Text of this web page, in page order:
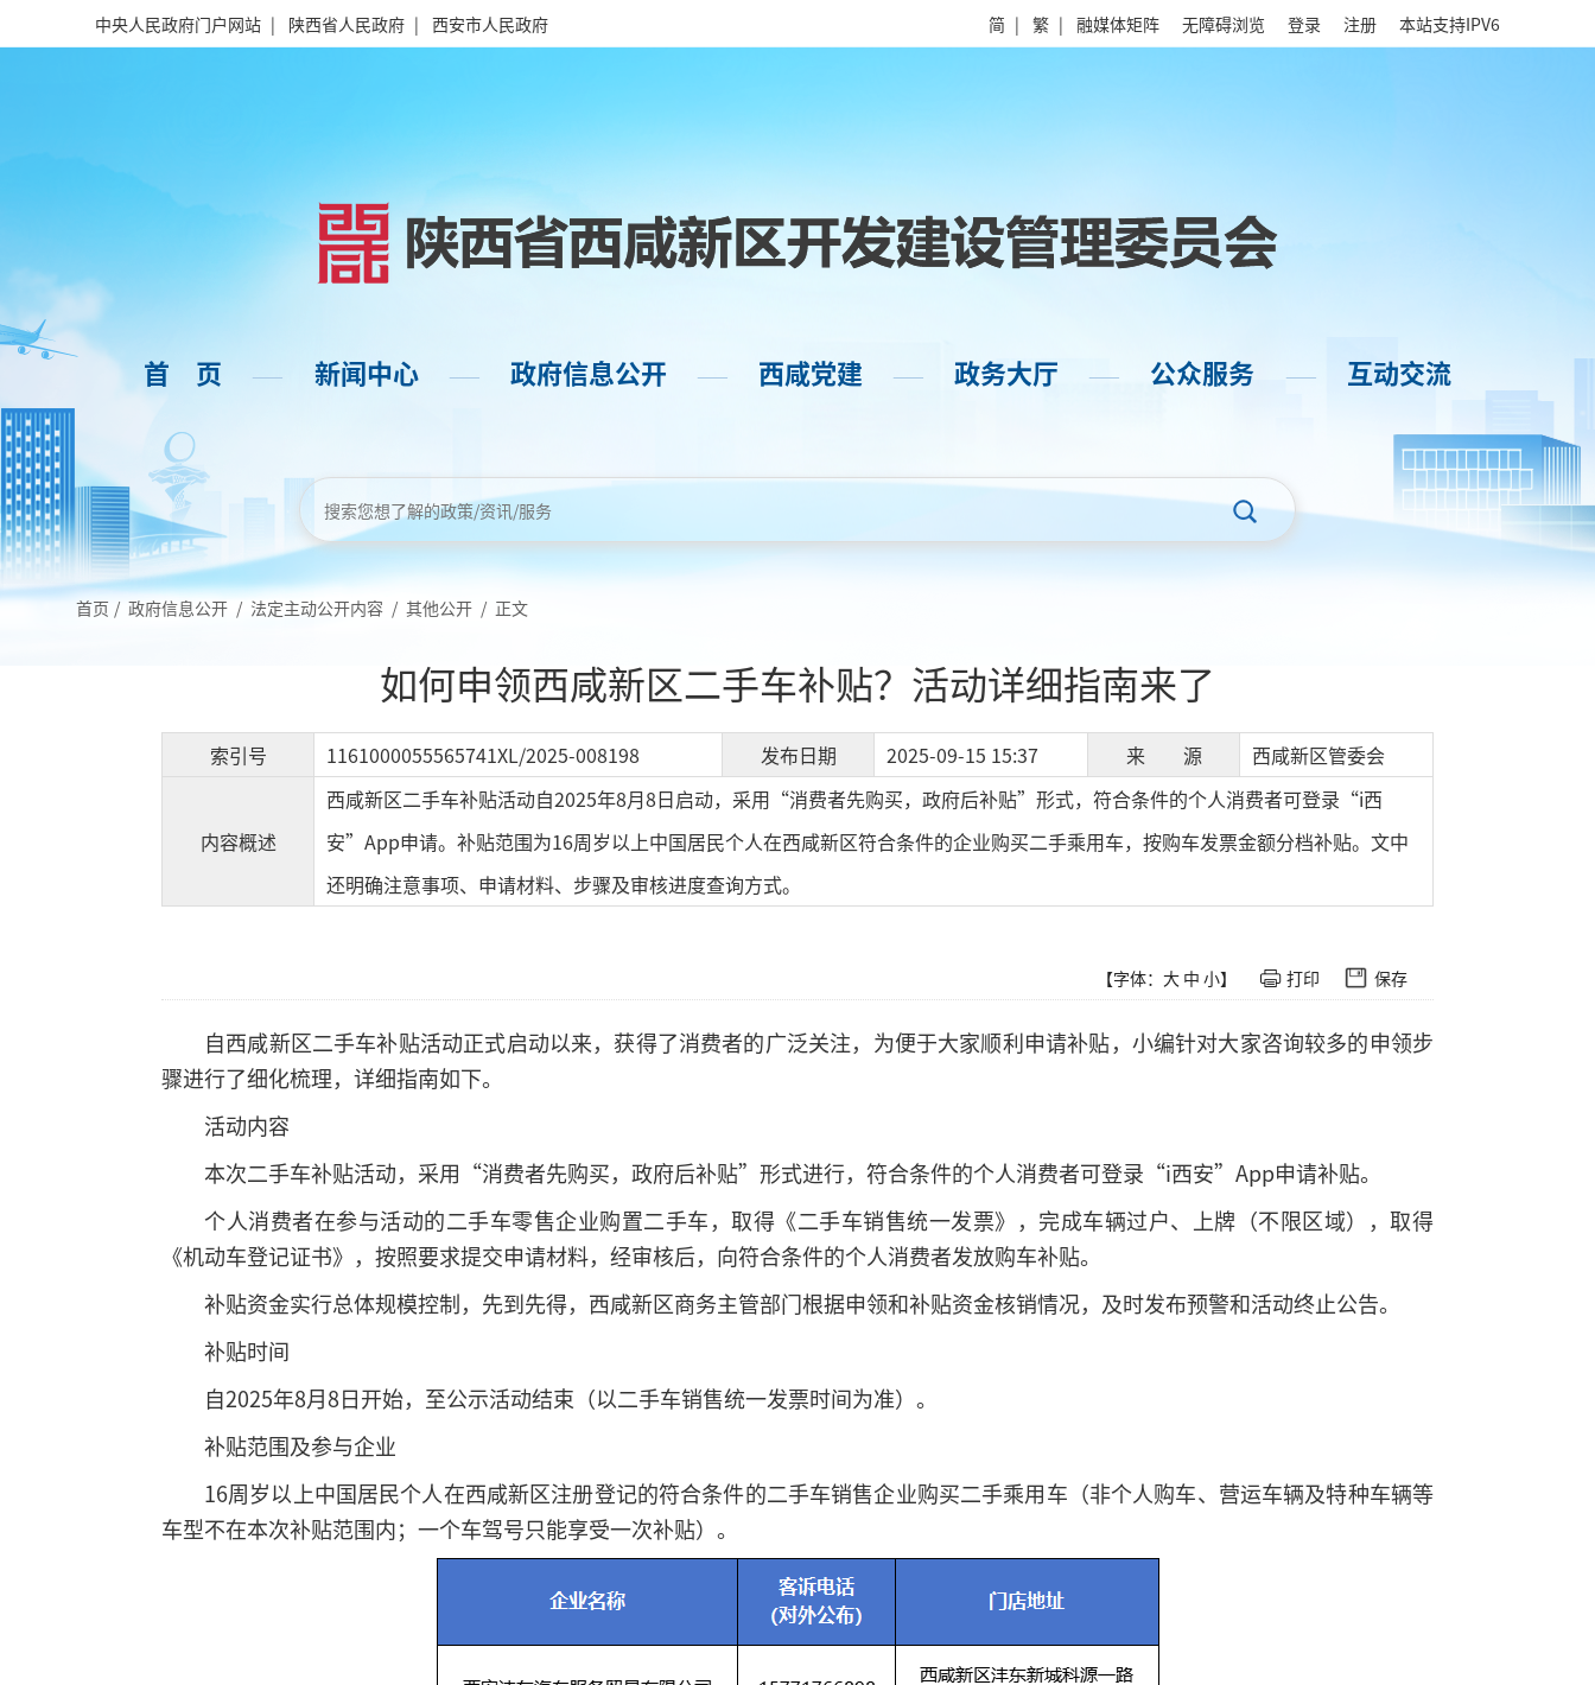
中央人民政府门户网站 | 陕西省人民政府 | 西安市人民政府 简 | 繁 | 融媒体矩阵 无障碍浏览 登录 注册 本站支持IPV6
首 页 —— 新闻中心 —— 政府信息公开 —— 西咸党建 —— 政务大厅 —— 公众服务 —— 互动交流
首页 / 政府信息公开 / 法定主动公开内容 / 其他公开 / 正文
如何申领西咸新区二手车补贴？活动详细指南来了
索引号 1161000055565741XL/2025-008198 发布日期 2025-09-15 15:37 来 源 西咸新区管委会
内容概述
西咸新区二手车补贴活动自2025年8月8日启动，采用“消费者先购买，政府后补贴”形式，符合条件的个人消费者可登录“i西
安”App申请。补贴范围为16周岁以上中国居民个人在西咸新区符合条件的企业购买二手乘用车，按购车发票金额分档补贴。文中
还明确注意事项、申请材料、步骤及审核进度查询方式。
【字体： 大 中 小】 打印 保存
自西咸新区二手车补贴活动正式启动以来，获得了消费者的广泛关注，为便于大家顺利申请补贴，小编针对大家咨询较多的申领步
骤进行了细化梳理，详细指南如下。
活动内容
本次二手车补贴活动，采用“消费者先购买，政府后补贴”形式进行，符合条件的个人消费者可登录“i西安”App申请补贴。
个人消费者在参与活动的二手车零售企业购置二手车，取得《二手车销售统一发票》，完成车辆过户、上牌（不限区域），取得
《机动车登记证书》，按照要求提交申请材料，经审核后，向符合条件的个人消费者发放购车补贴。
补贴资金实行总体规模控制，先到先得，西咸新区商务主管部门根据申领和补贴资金核销情况，及时发布预警和活动终止公告。
补贴时间
自2025年8月8日开始，至公示活动结束（以二手车销售统一发票时间为准）。
补贴范围及参与企业
16周岁以上中国居民个人在西咸新区注册登记的符合条件的二手车销售企业购买二手乘用车（非个人购车、营运车辆及特种车辆等
车型不在本次补贴范围内；一个车驾号只能享受一次补贴）。